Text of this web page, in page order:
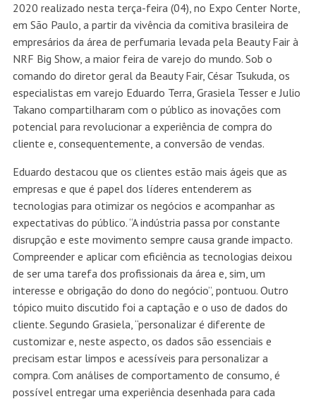
2020 realizado nesta terça-feira (04), no Expo Center Norte,
em São Paulo, a partir da vivência da comitiva brasileira de
empresários da área de perfumaria levada pela Beauty Fair à
NRF Big Show, a maior feira de varejo do mundo. Sob o
comando do diretor geral da Beauty Fair, César Tsukuda, os
especialistas em varejo Eduardo Terra, Grasiela Tesser e Julio
Takano compartilharam com o público as inovações com
potencial para revolucionar a experiência de compra do
cliente e, consequentemente, a conversão de vendas.
Eduardo destacou que os clientes estão mais ágeis que as
empresas e que é papel dos líderes entenderem as
tecnologias para otimizar os negócios e acompanhar as
expectativas do público. “A indústria passa por constante
disrupção e este movimento sempre causa grande impacto.
Compreender e aplicar com eficiência as tecnologias deixou
de ser uma tarefa dos profissionais da área e, sim, um
interesse e obrigação do dono do negócio”, pontuou. Outro
tópico muito discutido foi a captação e o uso de dados do
cliente. Segundo Grasiela, “personalizar é diferente de
customizar e, neste aspecto, os dados são essenciais e
precisam estar limpos e acessíveis para personalizar a
compra. Com análises de comportamento de consumo, é
possível entregar uma experiência desenhada para cada